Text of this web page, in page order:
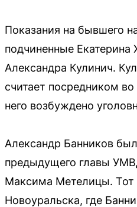
Показания на бывшего
подчиненные Екатерина
Александра Кулинич.
считает посредником
него возбуждено
Александр Банников
предыдущего главы
Максима Метелицы. Тот
Новоуральска, где